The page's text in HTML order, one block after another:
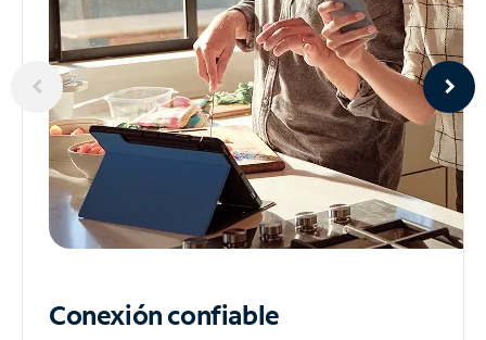
Conexión confiable